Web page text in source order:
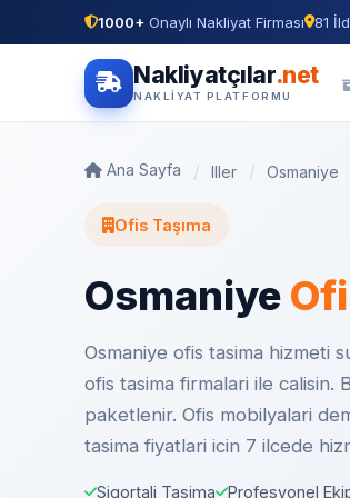
1000+ Onaylı Nakliyat Firması 81
Nakliyatçılar.net
NAKLIYAT PLATFORMU
Ana Sayfa Iller Osmaniye
Ofis Taşıma
Osmaniye
Osmaniye ofis tasima hizmeti
ofis tasima firmalari ile
paketlenir. Ofis mobilyalari
tasima fiyatlari icin 7 ilcede
Sigortali Tasima Profesyonel